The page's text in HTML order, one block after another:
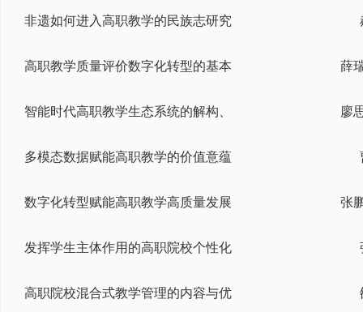
非遗如何进入高职教学的民族志研究
高职教学质量评价数字化转型的基本
智能时代高职教学生态系统的解构、
多模态数据赋能高职教学的价值意蕴
数字化转型赋能高职教学高质量发展
发挥学生主体作用的高职院校个性化
高职院校混合式教学管理的内容与优